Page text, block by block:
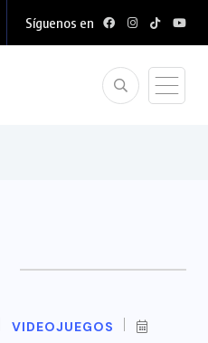
Síguenos en
VIDEOJUEGOS